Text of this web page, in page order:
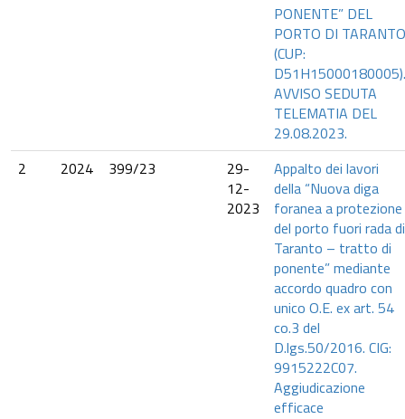
PONENTE” DEL
PORTO DI TARANTO
(CUP:
D51H15000180005).
AVVISO SEDUTA
TELEMATIA DEL
29.08.2023.
2
2024 399/23
29-
12-
2023
Appalto dei lavori
della “Nuova diga
foranea a protezione
del porto fuori rada di
Taranto – tratto di
ponente” mediante
accordo quadro con
unico O.E. ex art. 54
co.3 del
D.lgs.50/2016. CIG:
9915222C07.
Aggiudicazione
efficace